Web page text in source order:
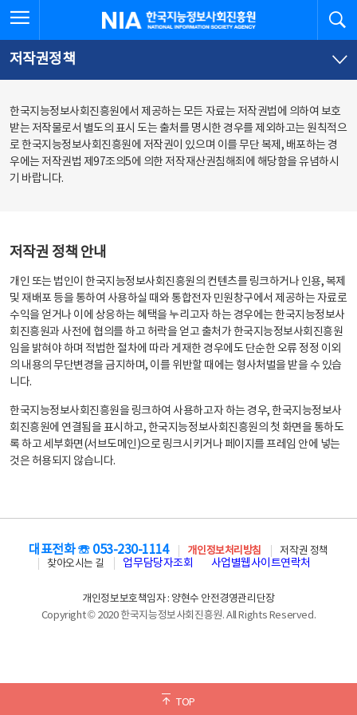
문
로
가
체
뉴
바
가
한국지능정보사회진흥원
저작권정책
한국지능정보사회진흥원에서 제공하는 모든 자료는 저작권법에 의하여 보호
받는 저작물로서 별도의 표시 도는 출처를 명시한 경우를 제외하고는 원칙적으
로 한국지능정보사회진흥원에 저작권이 있으며 이를 무단 복제, 배포하는 경
우에는 저작권법 제97조의5에 의한 저작재산권침해죄에 해당함을 유념하시
기 바랍니다.
저작권 정책 안내
개인 또는 법인이 한국지능정보사회진흥원의 컨텐츠를 링크하거나 인용, 복제
및 재배포 등을 통하여 사용하실 때와 통합전자 민원창구에서 제공하는 자료로
수익을 얻거나 이에 상응하는 혜택을 누리고자 하는 경우에는 한국지능정보사
회진흥원과 사전에 협의를 하고 허락을 얻고 출처가 한국지능정보사회진흥원
임을 밝혀야 하며 적법한 절차에 따라 게재한 경우에도 단순한 오류 정정 이외
의 내용의 무단변경을 금지하며, 이를 위반할 때에는 형사처벌을 받을 수 있습
니다.
한국지능정보사회진흥원을 링크하여 사용하고자 하는 경우, 한국지능정보사
회진흥원에 연결됨을 표시하고, 한국지능정보사회진흥원의 첫 화면을 통하도
록 하고 세부화면(서브도메인)으로 링크시키거나 페이지를 프레임 안에 넣는
것은 허용되지 않습니다.
TOP
대표전화 ☏ 053-230-1114 개인정보처리방침
저작권 정책
찾아오시는 길
업무담당자조회 사업별웹사이트연락처
개인정보보호책임자 : 양현수 안전경영관리단장
Copyright © 2020 한국지능정보사회진흥원. All Rights Reserved.